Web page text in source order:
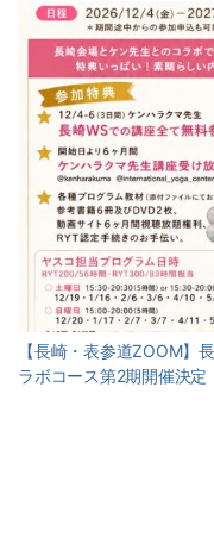
【長崎・表参道ZOOM】
ラボコース第2期開催決定